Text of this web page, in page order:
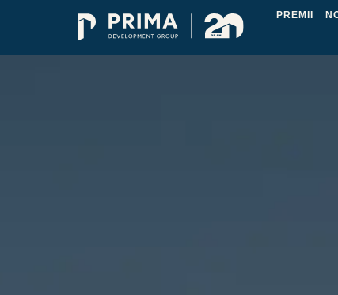
PREMII